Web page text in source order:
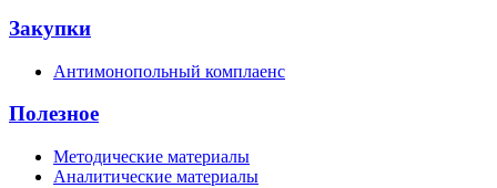
Закупки
Антимонопольный комплаенс
Полезное
Методические материалы
Аналитические материалы